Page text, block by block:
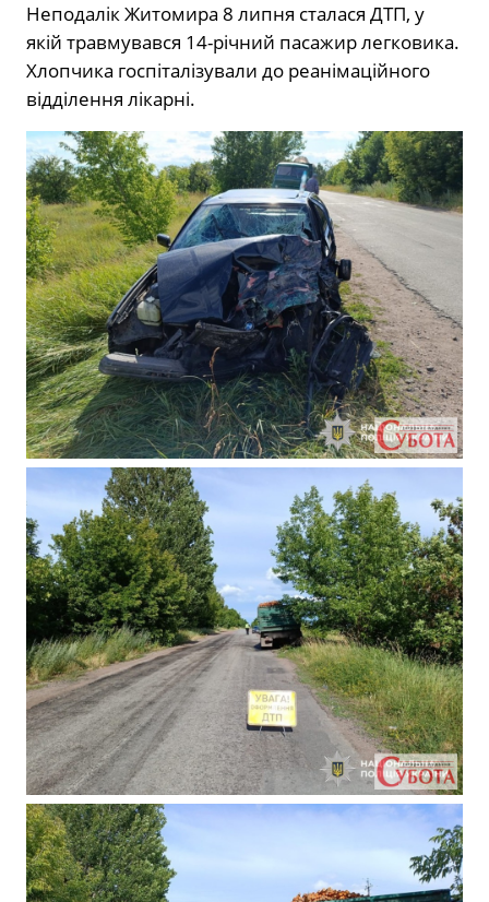
Неподалік Житомира 8 липня сталася ДТП, у
якій травмувався 14-річний пасажир легковика.
Хлопчика госпіталізували до реанімаційного
відділення лікарні.